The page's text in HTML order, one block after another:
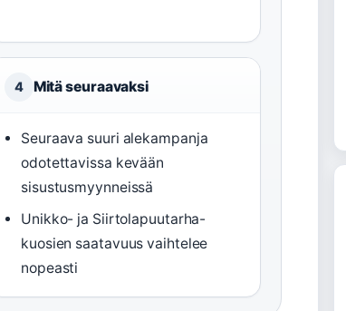
4 Mitä seuraavaksi
Seuraava suuri alekampanja
odotettavissa kevään
sisustusmyynneissä
Unikko- ja Siirtolapuutarha-
kuosien saatavuus vaihtelee
nopeasti